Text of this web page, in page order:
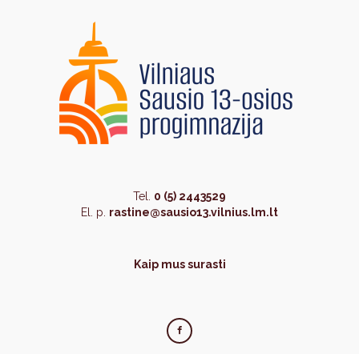
Tel. 0 (5) 2443529
El. p. rastine@sausio13.vilnius.lm.lt
Kaip mus surasti